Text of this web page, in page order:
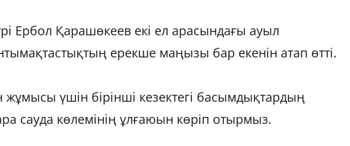
Ербол Қарашөкеев екі ел арасындағы ауыл
ерекше маңызы бар екенін атап өтті.
жұмысы үшін бірінші кезектегі басымдықтардың
сауда көлемінің ұлғаюын көріп отырмыз.